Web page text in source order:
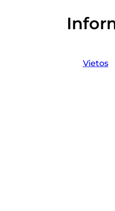
Vietos